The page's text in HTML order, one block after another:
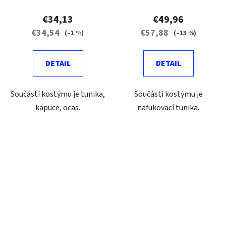
€34,13
€34,54 (–1 %)
DETAIL
Součástí kostýmu je tunika,
kapuce, ocas.
€49,96
€57,88 (–13 %)
DETAIL
Součástí kostýmu je
nafukovací tunika.